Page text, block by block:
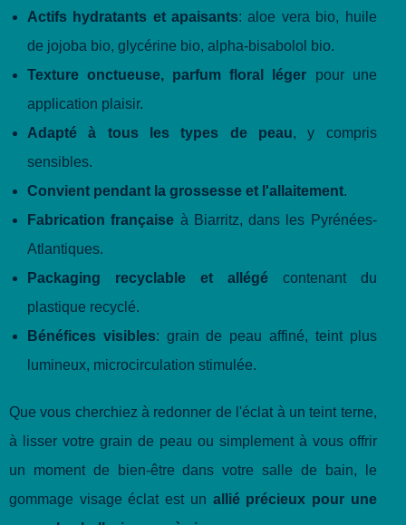
Actifs hydratants et apaisants: aloe vera bio, huile
de jojoba bio, glycérine bio, alpha-bisabolol bio.
Texture onctueuse, parfum floral léger pour une
application plaisir.
Adapté à tous les types de peau, y compris
sensibles.
Convient pendant la grossesse et l'allaitement.
Fabrication française à Biarritz, dans les Pyrénées-
Atlantiques.
Packaging recyclable et allégécontenant du
plastique recyclé.
Bénéfices visibles: grain de peau affiné, teint plus
lumineux, microcirculation stimulée.
Que vous cherchiez à redonner de l'éclat à un teint terne,
à lisser votre grain de peau ou simplement à vous offrir
un moment de bien-être dans votre salle de bain, le
gommage visage éclat est un allié précieux pour une